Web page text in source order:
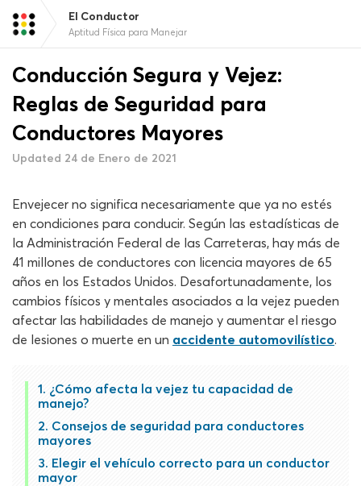
El Conductor
Aptitud Física para Manejar
Conducción Segura y Vejez:
Reglas de Seguridad para
Conductores Mayores
Updated 24 de Enero de 2021
Envejecer no significa necesariamente que ya no estés
en condiciones para conducir. Según las estadísticas de
la Administración Federal de las Carreteras, hay más de
41 millones de conductores con licencia mayores de 65
años en los Estados Unidos. Desafortunadamente, los
cambios físicos y mentales asociados a la vejez pueden
afectar las habilidades de manejo y aumentar el riesgo
de lesiones o muerte en un accidente automovilístico.
¿Cómo afecta la vejez tu capacidad de
manejo?
Consejos de seguridad para conductores
mayores
Elegir el vehículo correcto para un conductor
mayor